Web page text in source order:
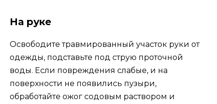
На руке
Освободите травмированный участок руки от
одежды, подставьте под струю проточной
воды. Если повреждения слабые, и на
поверхности не появились пузыри,
обработайте ожог содовым раствором и